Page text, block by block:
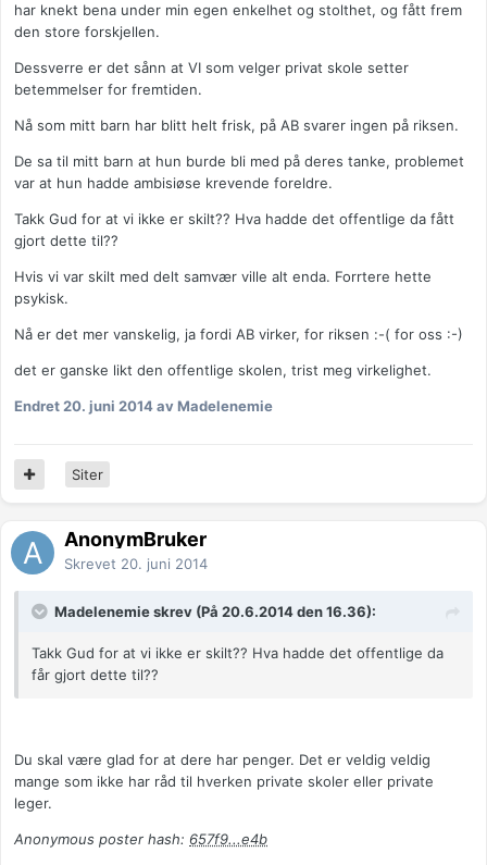
har knekt bena under min egen enkelhet og stolthet, og fått frem
den store forskjellen.
Dessverre er det sånn at VI som velger privat skole setter
betemmelser for fremtiden.
Nå som mitt barn har blitt helt frisk, på AB svarer ingen på riksen.
De sa til mitt barn at hun burde bli med på deres tanke, problemet
var at hun hadde ambisiøse krevende foreldre.
Takk Gud for at vi ikke er skilt?? Hva hadde det offentlige da fått
gjort dette til??
Hvis vi var skilt med delt samvær ville alt enda. Forrtere hette
psykisk.
Nå er det mer vanskelig, ja fordi AB virker, for riksen :-( for oss :-)
det er ganske likt den offentlige skolen, trist meg virkelighet.
Endret20. juni 2014av Madelenemie
Siter
AnonymBruker
Skrevet 20. juni 2014
Madelenemie skrev (På 20.6.2014 den 16.36):
Takk Gud for at vi ikke er skilt?? Hva hadde det offentlige da
får gjort dette til??
Du skal være glad for at dere har penger. Det er veldig veldig
mange som ikke har råd til hverken private skoler eller private
leger.
Anonymous poster hash: 657f9...e4b